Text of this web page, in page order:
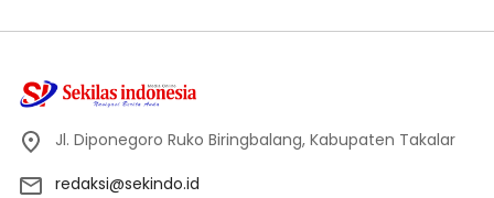
Jl. Diponegoro Ruko Biringbalang, Kabupaten Takalar
redaksi@sekindo.id